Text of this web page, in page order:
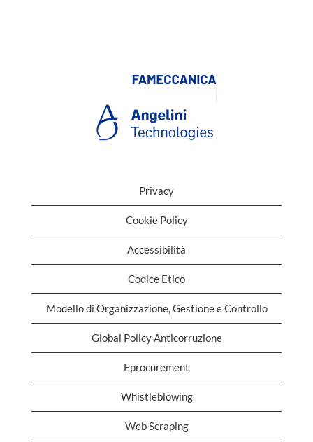
Privacy
Cookie Policy
Accessibilità
Codice Etico
Modello di Organizzazione, Gestione e Controllo
Global Policy Anticorruzione
Eprocurement
Whistleblowing
Web Scraping